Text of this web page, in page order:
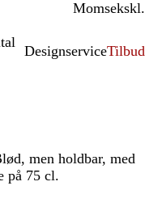
Momsinkl.
ekskl.
DesignserviceTilbud
men holdbar, med
på 75 cl.